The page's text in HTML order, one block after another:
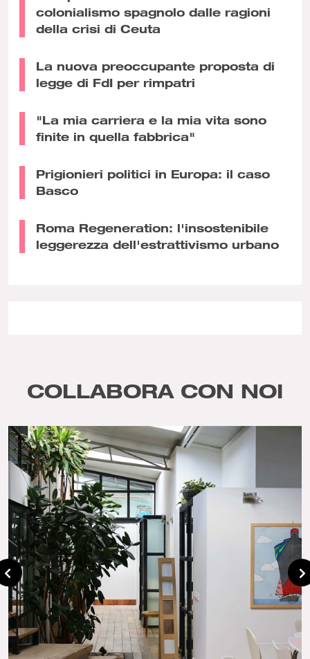
colonialismo spagnolo dalle ragioni
della crisi di Ceuta
La nuova preoccupante proposta di
legge di FdI per rimpatri
"La mia carriera e la mia vita sono
finite in quella fabbrica"
Prigionieri politici in Europa: il caso
Basco
Roma Regeneration: l'insostenibile
leggerezza dell'estrattivismo urbano
COLLABORA CON NOI